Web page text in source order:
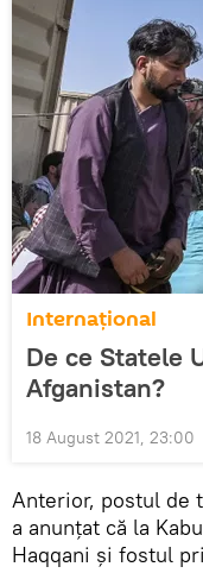
Internațional
De ce Statele
Afganistan?
18 August 2021, 23:00
Anterior, postul de
a anunțat că la
Haqqani și fostul